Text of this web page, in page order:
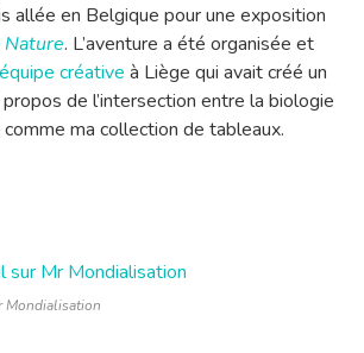
allée en Belgique pour une exposition
. L’aventure a été organisée et
créative à Liège qui avait créé un
de l’intersection entre la biologie
ma collection de tableaux.
Mondialisation